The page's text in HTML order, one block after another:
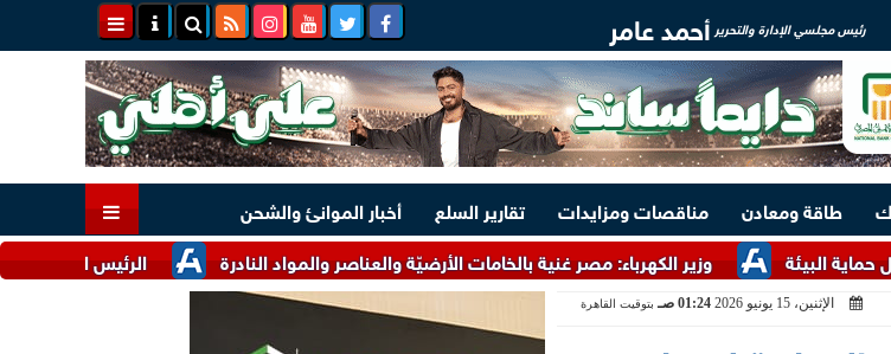
رئيس مجلسي الإدارة والتحرير أحمد عامر
طاقة ومعادن مناقصات ومزايدات تقارير السلع
أخبار الموانئ والشحن
الرئيس السيسي وملك البحرين
وزير الكهرباء: مصر غنية بالخامات الأرضيّة والعناصر والمواد النادرة
الإثنين، 15 يونيو 2026 01:24 صـ بتوقيت القاهرة